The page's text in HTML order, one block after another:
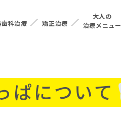
科治療 矯正治療
大人の
治療メニュー
ぱについて